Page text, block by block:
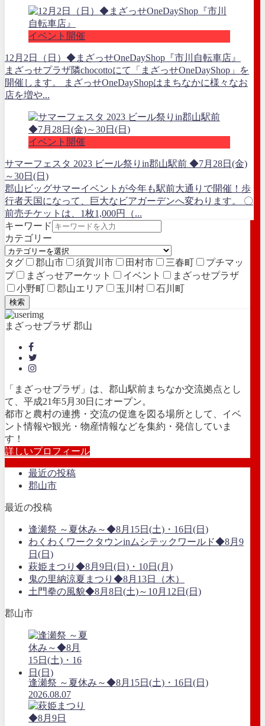
イベント開催
12月2日（日）◆まざっせOneDayShop『市川自転車店』
まざっせプラザ隣chocottoにて「まざっせOneDayShop」を
開催します。 まざっせOneDayShopはまちなかに様々なお
店を増や...
イベント開催
サマーフェスタ 2023 ビール祭りin郡山駅前 ◆7月28日(金)
～30日(日)
郡山ビッグサマーイベントが今年も駅前大通りで開催！歩
行者天国になって、巨大なビアガーデンへ変わります。 〇
前売チケットは、1枚1,000円（...
キーワード
カテゴリー
タグ 郡山市 須賀川市 田村市 三春町
プチマッ
プ
まざっせアーケット イベント
まざっせプラザ
小野町
郡山エリア 玉川村 石川町
検索
まざっせプラザ 郡山
「まざっせプラザ」は、郡山駅前まちなか交流拠点とし
て、平成21年5月30日にオープン。
都市と農村の連携・交流の促進を図る場所として、イベ
ント情報や観光・物産情報などを集約・発信していま
す！
詳しいプロフィール
最近の投稿
郡山市
最近の投稿
逢瀬祭 ～夏休み～◆8月15日(土)・16日(日)
わくわくワークタウンinムシテックワールド◆8月9
日(日)
萩姫まつり◆8月9日(日)・10日(月)
鬼の里納涼夏まつり◆8月13日（木）
土門拳の風貌◆8月8日(土)～10月12日(日)
郡山市
逢瀬祭 ～夏休み～◆8月15日(土)・16日(日)
2026.08.07